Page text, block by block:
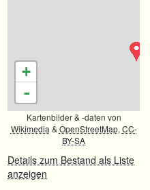
+
-
Kartenbilder & -daten von
Wikimedia & OpenStreetMap, CC-
BY-SA
Details zum Bestand als Liste
anzeigen